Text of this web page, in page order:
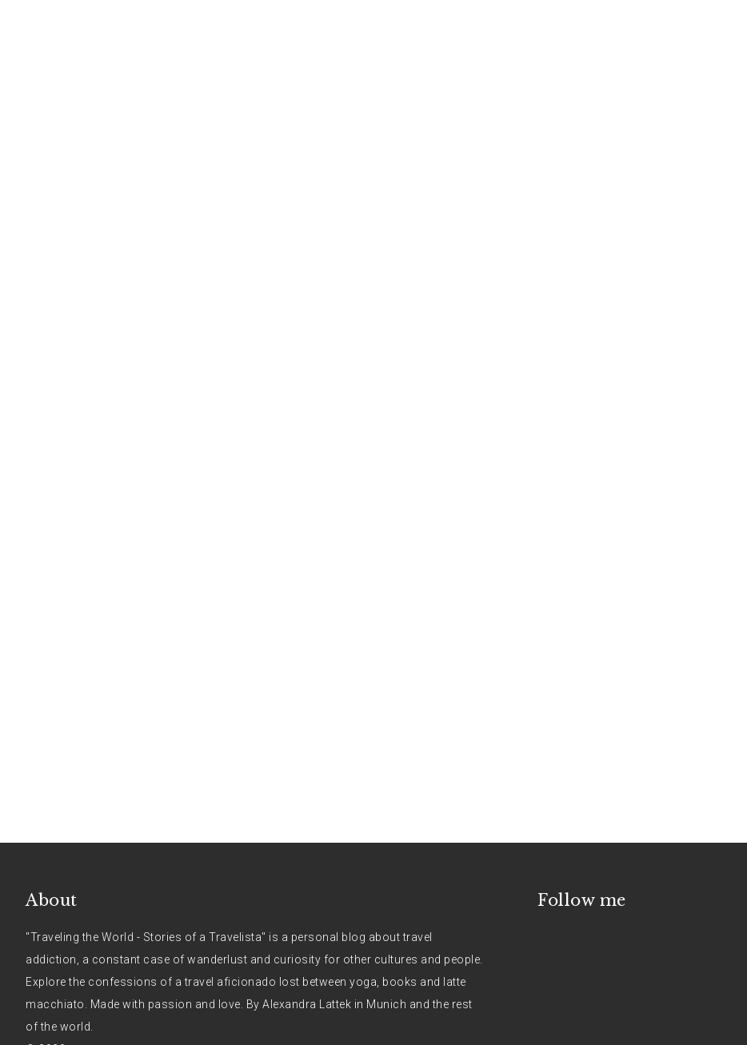
About
"Traveling the World - Stories of a Travelista" is a personal blog about travel
addiction, a constant case of wanderlust and curiosity for other cultures and people.
Explore the confessions of a travel aficionado lost between yoga, books and latte
macchiato. Made with passion and love. By Alexandra Lattek in Munich and the rest
of the world.
Follow me